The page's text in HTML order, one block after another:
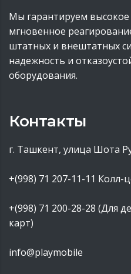
Мы гарантируем высокое
мгновенное
штатных и внештатных
надежность и
оборудования.
Контакты
г. Ташкент, улица Шота
+(998) 71 207-11-11 Колл-
+(998) 71 200-28-28 (Для
карт)
info@playmobile